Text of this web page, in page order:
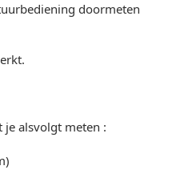
doormeten
alsvolgt meten :